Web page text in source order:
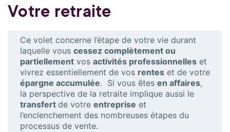
Votre retraite
Ce volet concerne l’étape de votre vie durant
laquelle vous cessez complètement ou
partiellement vos activités professionnelles et
vivrez essentiellement de vos rentes et de votre
épargne accumulée. Si vous êtes en affaires,
la perspective de la retraite implique aussi le
transfert de votre entreprise et
l’enclenchement des nombreuses étapes du
processus de vente.